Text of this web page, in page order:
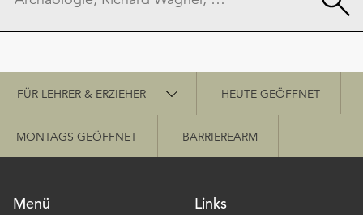
Schnellzugriff
FÜR LEHRER & ERZIEHER HEUTE GEÖFFNET
MONTAGS GEÖFFNET BARRIEREARM
Menü
Links